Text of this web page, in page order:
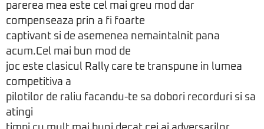
parerea mea este cel mai greu mod dar
compenseaza prin a fi foarte
captivant si de asemenea nemaintalnit pana
acum.Cel mai bun mod de
joc este clasicul Rally care te transpune in lumea
competitiva a
pilotilor de raliu facandu-te sa dobori recorduri si sa
atingi